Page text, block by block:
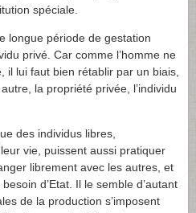
spéciale.
longue période de gestation
privé. Car comme l’homme ne
il lui faut bien rétablir par un biais,
la propriété privée, l’individu
des individus libres,
vie, puissent aussi pratiquer
librement avec les autres, et
d’Etat. Il le semble d’autant
de la production s’imposent